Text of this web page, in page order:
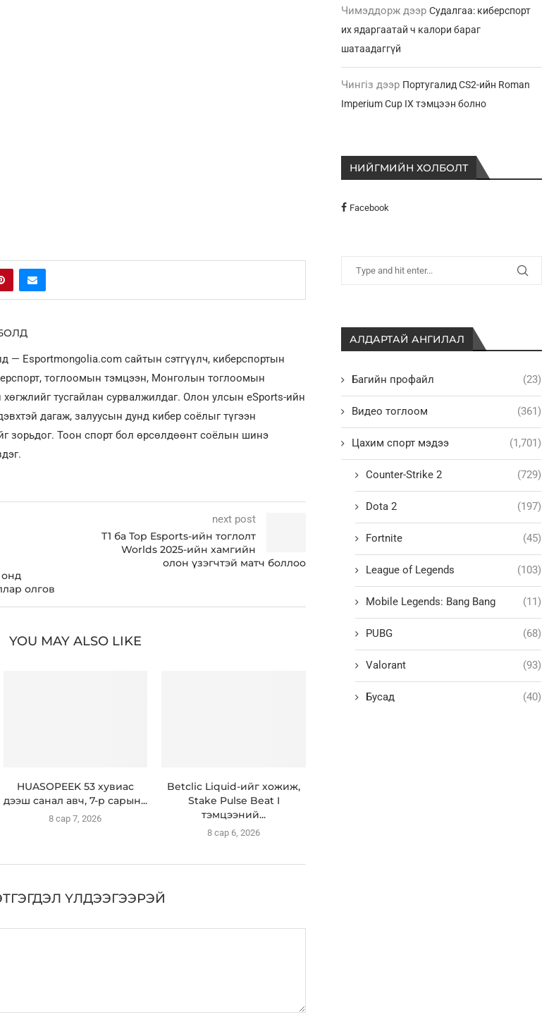
— Esportmongolia.com сайтын сэтгүүлч, киберспортын
тоглоомын тэмцээн, Монголын тоглоомын
хөгжлийг тусгайлан сурвалжилдаг. Олон улсын eSports-ийн
дагаж, залуусын дунд кибер соёлыг түгээн
зорьдог. Тоон спорт бол өрсөлдөөнт соёлын шинэ
онд
олгов
next post
T1 ба Top Esports-ийн тоглолт
Worlds 2025-ийн хамгийн
олон үзэгчтэй матч боллоо
YOU MAY ALSO LIKE
HUASOPEEK 53 хувиас
дээш санал авч, 7-р сарын...
8 сар 7, 2026
Betclic Liquid-ийг хожиж,
Stake Pulse Beat I
тэмцээний...
8 сар 6, 2026
ҮЛДЭЭГЭЭРЭЙ
Чимэддорж дээрСудалгаа: киберспорт
их ядаргаатай ч калори бараг
шатаадаггүй
Чингіз дээр Португалид CS2-ийн Roman
Imperium Cup IX тэмцээн болно
НИЙГМИЙН ХОЛБОЛТ
Facebook
АЛДАРТАЙ АНГИЛАЛ
Багийн профайл (23)
Видео тоглоом (361)
Цахим спорт мэдээ (1,701)
Counter-Strike 2 (729)
Dota 2 (197)
Fortnite (45)
League of Legends (103)
Mobile Legends: Bang Bang (11)
PUBG (68)
Valorant (93)
Бусад (40)